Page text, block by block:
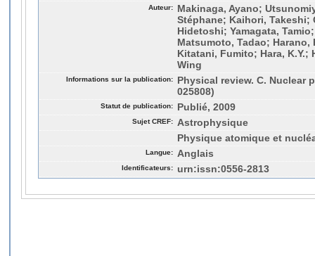
Auteur:
Makinaga, Ayano;
Stéphane; Kaihori, Takeshi;
Hidetoshi; Yamagata,
Matsumoto, Tadao; Harano,
Kitatani, Fumito; Hara, K.Y.;
Wing
Informations sur la publication:
Physical review. C. Nuclear
025808)
Statut de publication: Publié, 2009
Sujet CREF:
Astrophysique
Physique atomique et
Langue: Anglais
Identificateurs: urn:issn:0556-2813